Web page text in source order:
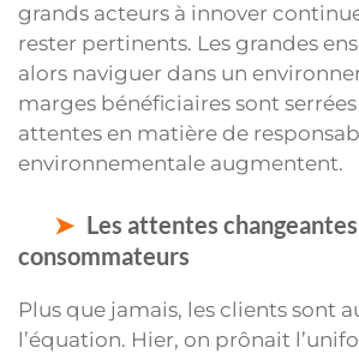
grands acteurs à innover
rester pertinents. Les grandes
alors naviguer dans un
marges bénéficiaires sont
attentes en matière de
environnementale augmentent.
Les attentes
consommateurs
Plus que jamais, les clients sont
l’équation. Hier, on prônait